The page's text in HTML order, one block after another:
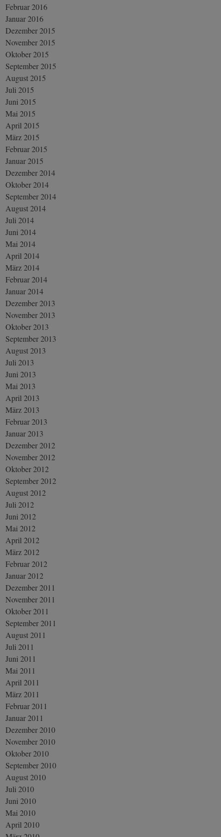
Februar 2016
Januar 2016
Dezember 2015
November 2015
Oktober 2015
September 2015
August 2015
Juli 2015
Juni 2015
Mai 2015
April 2015
März 2015
Februar 2015
Januar 2015
Dezember 2014
Oktober 2014
September 2014
August 2014
Juli 2014
Juni 2014
Mai 2014
April 2014
März 2014
Februar 2014
Januar 2014
Dezember 2013
November 2013
Oktober 2013
September 2013
August 2013
Juli 2013
Juni 2013
Mai 2013
April 2013
März 2013
Februar 2013
Januar 2013
Dezember 2012
November 2012
Oktober 2012
September 2012
August 2012
Juli 2012
Juni 2012
Mai 2012
April 2012
März 2012
Februar 2012
Januar 2012
Dezember 2011
November 2011
Oktober 2011
September 2011
August 2011
Juli 2011
Juni 2011
Mai 2011
April 2011
März 2011
Februar 2011
Januar 2011
Dezember 2010
November 2010
Oktober 2010
September 2010
August 2010
Juli 2010
Juni 2010
Mai 2010
April 2010